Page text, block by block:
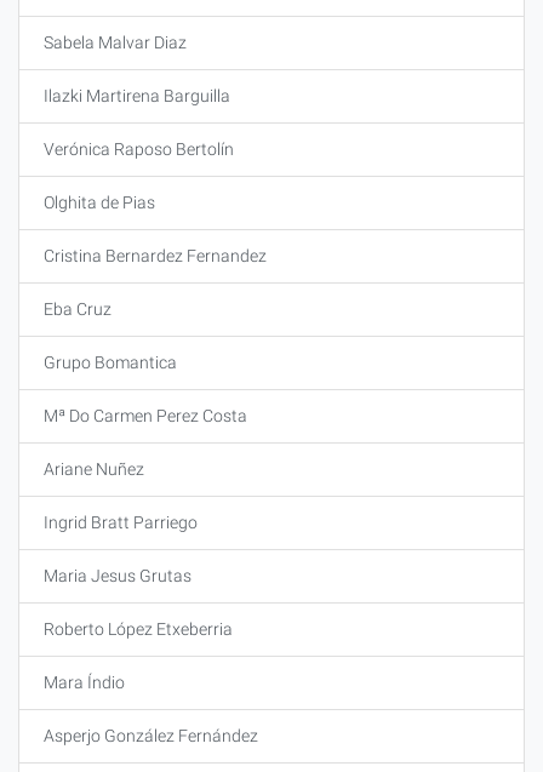
Sabela Malvar Diaz
Ilazki Martirena Barguilla
Verónica Raposo Bertolín
Olghita de Pias
Cristina Bernardez Fernandez
Eba Cruz
Grupo Bomantica
Mª Do Carmen Perez Costa
Ariane Nuñez
Ingrid Bratt Parriego
Maria Jesus Grutas
Roberto López Etxeberria
Mara Índio
Asperjo González Fernández